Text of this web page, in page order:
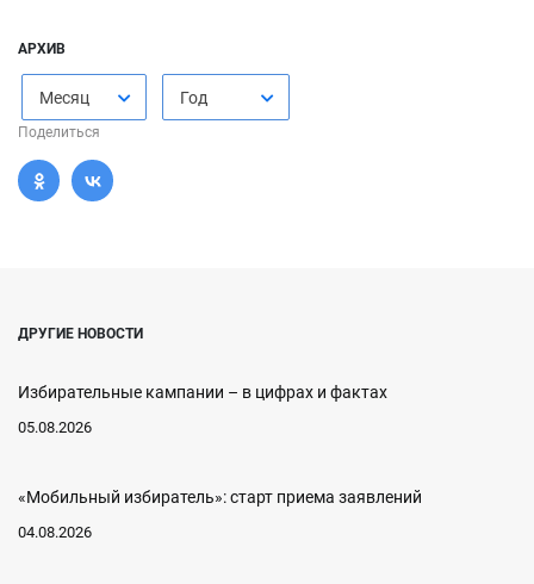
АРХИВ
Месяц Год
Поделиться
ДРУГИЕ НОВОСТИ
Избирательные кампании – в цифрах и фактах
05.08.2026
«Мобильный избиратель»: старт приема заявлений
04.08.2026